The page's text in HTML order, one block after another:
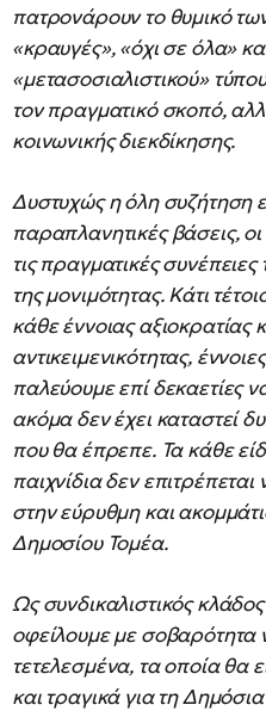
πατρονάρουν το θυμικό
«κραυγές», «όχι σε όλα»
«μετασοσιαλιστικού»
τον πραγματικό σκοπό,
κοινωνικής διεκδίκησης.
Δυστυχώς η όλη συζήτηση
παραπλανητικές βάσεις,
τις πραγματικές
της μονιμότητας. Κάτι
κάθε έννοιας αξιοκρατίας
αντικειμενικότητας,
παλεύουμε επί δεκαετίες
ακόμα δεν έχει καταστεί
που θα έπρεπε. Τα κάθε
παιχνίδια δεν
στην εύρυθμη και
Δημοσίου Τομέα.
Ως συνδικαλιστικός
οφείλουμε με
τετελεσμένα, τα οποία θα
και τραγικά για τη